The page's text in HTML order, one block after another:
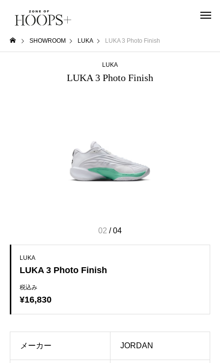
SHOWROOM LUKA LUKA 3 Photo Finish
LUKA
LUKA 3 Photo Finish
02 /04
LUKA
LUKA 3 Photo Finish
税込み
¥16,830
メーカー JORDAN